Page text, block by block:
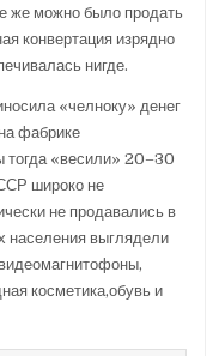
же можно было продать
конвертация изрядно
нигде.
«челноку» денег
фабрике
тогда «весили» 20–30
широко не
не продавались в
населения выглядели
косметика,обувь и